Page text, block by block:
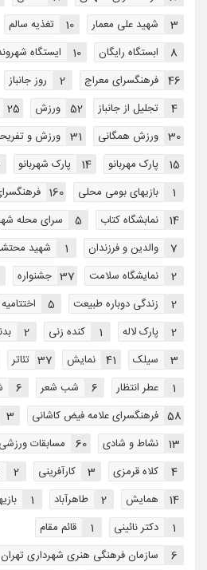
شهید علی معمار 3 تغذیه سالم 10
ابستگاه رایگان 8 ایستگاه 10
فرهنگسرای معراج 46 روز جانباز 2
تجلیل از جانباز 4 ورزش 52
25
ورزش همگانی 30 ورزش و 31
پارک مهربانو 15 پارک شهربانو 14
بازیهای بومی محلی 1
160
نمابشگاه کتاب 14 سرای محله 5
والدین و فرزندان 7 شهید 1
نمایشگاه سلامت 2 جشنواره 37
زندگی دوباره طبیعت 2 اختتاميه 5
پارک لاله 2 کنده زنی 1
2
سیلک 3 نمایش 41 تئاتر 37
عطر انتظار 1 شب شعر 6
6
فرهنگسرای علامه فیض کاشانی 58
3
نشاط و شادی 13 مسابقات ورزشی 60
کلاه قرمزی 4 کارآفرینی 3
2
همایش 14 طاهرآباد 2
1
دکتر نائینی 1 قائم مقام 1
سازمان فرهنگی هنری شهرداری تهران 6